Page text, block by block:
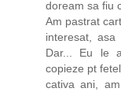
doream sa fiu
Am pastrat
interesat,
Dar... Eu le
copieze pt
cativa ani,